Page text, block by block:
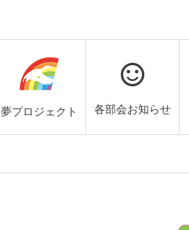
夢プロジェクト 各部会お知らせ